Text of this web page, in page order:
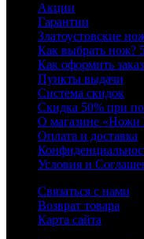
Акции
Гарантии
Златоустовские
Как выбрать нож?
Как оформить
Пункты выдачи
Система скидок
Скидка 50% при
О магазине «Ножи
Оплата и доставка
Условия и
Связаться с нами
Возврат товара
Карта сайта